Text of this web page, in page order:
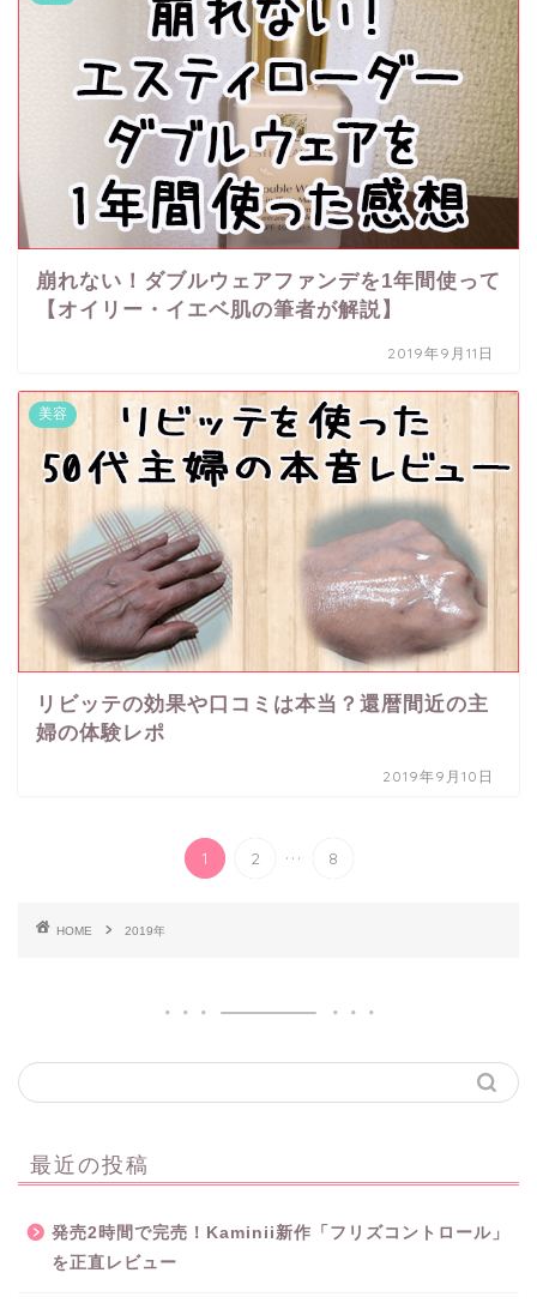
崩れない！ダブルウェアファンデを1年間使って
【オイリー・イエベ肌の筆者が解説】
2019年9月11日
美容
リビッテの効果や口コミは本当？還暦間近の主
婦の体験レポ
2019年9月10日
1 2 ... 8
HOME 2019年
最近の投稿
発売2時間で完売！Kaminii新作「フリズコントロール」
を正直レビュー